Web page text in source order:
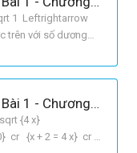
1 Leftrightarrow
trên với số dương
1 + 4 = {left {x + 1}
Đề kiểm tra 15 phút - Đề số 4 - Bài 1 - Chương 1 - Đại số 9
{4 x}
cr {x + 2 = 4 x} cr }